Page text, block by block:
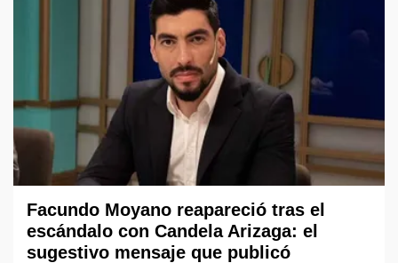
Facundo Moyano reapareció tras el
escándalo con Candela Arizaga: el
sugestivo mensaje que publicó